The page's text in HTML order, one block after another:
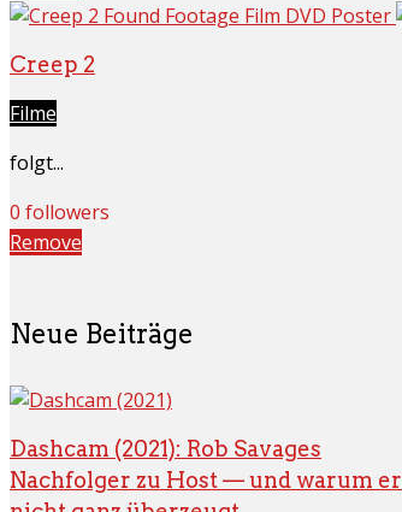
Creep 2
Filme
folgt...
0 followers
Remove
Neue Beiträge
Dashcam (2021): Rob Savages
Nachfolger zu Host — und warum er